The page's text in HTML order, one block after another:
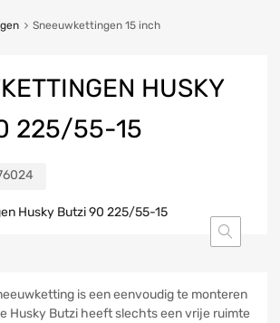
Sneeuwkettingen 15 inch
HUSKY
225/55-15
is een eenvoudig te monteren
Husky Butzi heeft slechts een vrije ruimte